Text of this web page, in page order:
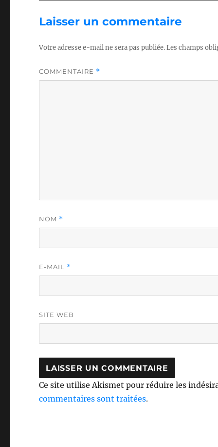
Laisser un commentaire
Votre adresse e-mail ne sera pas publiée.Les champs
COMMENTAIRE *
NOM *
E-MAIL *
SITE WEB
Ce site utilise Akismet pour réduire les
commentaires sont traitées.